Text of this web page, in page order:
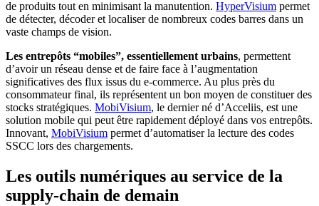
de produits tout en minimisant la manutention. HyperVisium permet
de détecter, décoder et localiser de nombreux codes barres dans un
vaste champs de vision.
Les entrepôts “mobiles”, essentiellement urbains, permettent
d’avoir un réseau dense et de faire face à l’augmentation
significatives des flux issus du e-commerce. Au plus près du
consommateur final, ils représentent un bon moyen de constituer des
stocks stratégiques. MobiVisium, le dernier né d’Acceliis, est une
solution mobile qui peut être rapidement déployé dans vos entrepôts.
Innovant, MobiVisium permet d’automatiser la lecture des codes
SSCC lors des chargements.
Les outils numériques au service de la
supply-chain de demain